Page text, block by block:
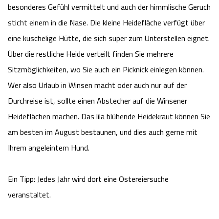
Camping
Urlaub auf dem Bauernhof
Urlaub mit Hund
Anreise
Videos
Reiten
Kutschen
Regionale Küche
Tiere
Naturhotels
Wildpark Schwarze Berge
Otter Zentrum
Wildpark Müden
Ralf Schumacher Kart & Bowl
Das verrückte Haus
Shopping Celle
Kulinarisches Celle
Unterkünfte Celle
Veranstaltungen & Führungen Celle
besonderes Gefühl vermittelt und auch der himmlische Geruch
sticht einem in die Nase. Die kleine Heidefläche verfügt über
eine kuschelige Hütte, die sich super zum Unterstellen eignet.
Über die restliche Heide verteilt finden Sie mehrere
Sitzmöglichkeiten, wo Sie auch ein Picknick einlegen können.
Wer also Urlaub in Winsen macht oder auch nur auf der
Durchreise ist, sollte einen Abstecher auf die Winsener
Heideflächen machen. Das lila blühende Heidekraut können Sie
am besten im August bestaunen, und dies auch gerne mit
Ihrem angeleintem Hund.
Ein Tipp: Jedes Jahr wird dort eine Ostereiersuche
veranstaltet.